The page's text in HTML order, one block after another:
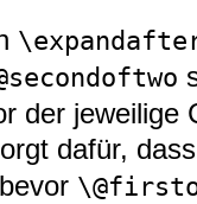
der jeweilige
dafür,